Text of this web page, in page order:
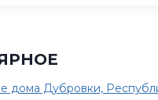
дома Дубровки,